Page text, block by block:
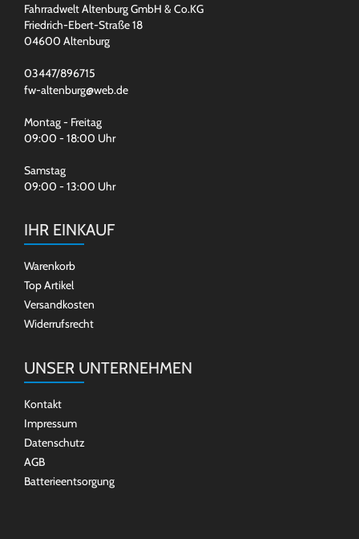
Fahrradwelt Altenburg GmbH & Co.KG
Friedrich-Ebert-Straße 18
04600 Altenburg
03447/896715
fw-altenburg@web.de
Montag - Freitag
09:00 - 18:00 Uhr
Samstag
09:00 - 13:00 Uhr
IHR EINKAUF
Warenkorb
Top Artikel
Versandkosten
Widerrufsrecht
UNSER UNTERNEHMEN
Kontakt
Impressum
Datenschutz
AGB
Batterieentsorgung